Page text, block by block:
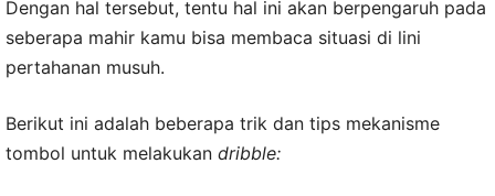
Dengan hal tersebut, tentu hal ini akan berpengaruh pada
seberapa mahir kamu bisa membaca situasi di lini
pertahanan musuh.
Berikut ini adalah beberapa trik dan tips mekanisme
tombol untuk melakukan dribble: